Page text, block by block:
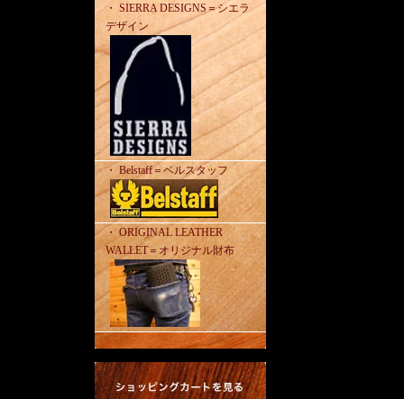
・ SIERRA DESIGNS＝シエラ
デザイン
・ Belstaff＝ベルスタッフ
・ ORIGINAL LEATHER
WALLET＝オリジナル財布